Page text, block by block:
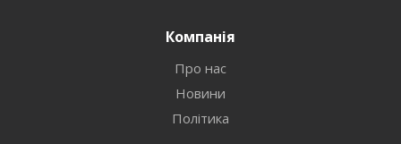
Компанія
Про нас
Новини
Політика